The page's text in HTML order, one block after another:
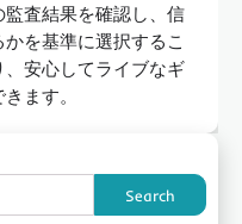
査結果を確認し、信
を基準に選択するこ
安心してライブなギ
ます。
Search